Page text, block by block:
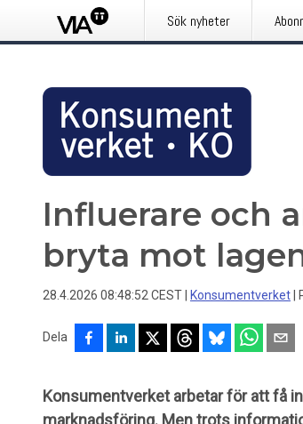
Sök nyheter
Influerare och
bryta mot
28.4.2026 08:48:52 CEST Konsumentverket
Dela
Konsumentverket arbetar för att få
marknadsföring. Men trots